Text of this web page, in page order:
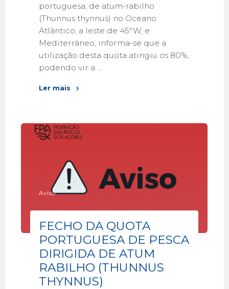
portuguesa, de atum-rabilho
(Thunnus thynnus) no Oceano
Atlântico, a leste de 45ºW, e
Mediterrâneo, informa-se que a
utilização desta quota atingiu os 80%,
podendo vir a …
Ler mais
Aviso
FECHO DA QUOTA
PORTUGUESA DE PESCA
DIRIGIDA DE ATUM
RABILHO (THUNNUS
THYNNUS)